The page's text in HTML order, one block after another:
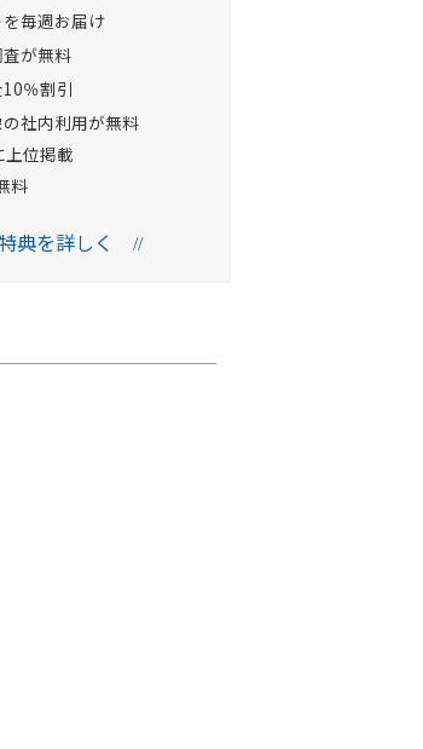
毎週お届け
が無料
％割引
社内利用が無料
上位掲載
料
典を詳しく //